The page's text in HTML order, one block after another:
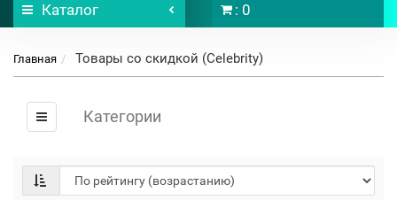
Каталог : 0
Главная Товары со скидкой (Celebrity)
Категории